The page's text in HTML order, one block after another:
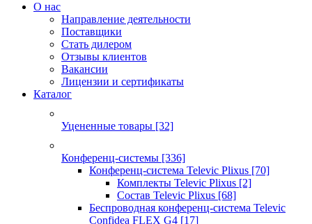
О нас
Направление деятельности
Поставщики
Стать дилером
Отзывы клиентов
Вакансии
Лицензии и сертификаты
Каталог
Уцененные товары [32]
Конференц-системы [336]
Конференц-система Televic Plixus [70]
Комплекты Televic Plixus [2]
Состав Televic Plixus [68]
Беспроводная конференц-система Televic
Confidea FLEX G4 [17]